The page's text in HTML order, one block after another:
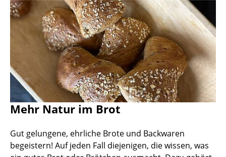
Mehr Natur im Brot
Gut gelungene, ehrliche Brote und Backwaren
begeistern! Auf jeden Fall diejenigen, die wissen, was